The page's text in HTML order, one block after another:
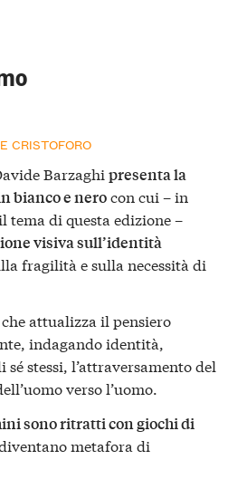
CRISTOFORO
Barzaghi presenta la
bianco e nerocon cui – in
tema di questa edizione –
visiva sull’identità
fragilità e sulla necessità di
attualizza il pensiero
indagando identità,
stessi, l’attraversamento del
verso l’uomo.
sono ritratti con giochi di
metafora di